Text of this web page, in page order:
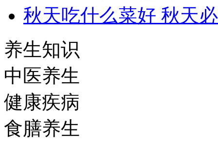
秋天吃什么菜好 秋天
养生知识
中医养生
健康疾病
食膳养生